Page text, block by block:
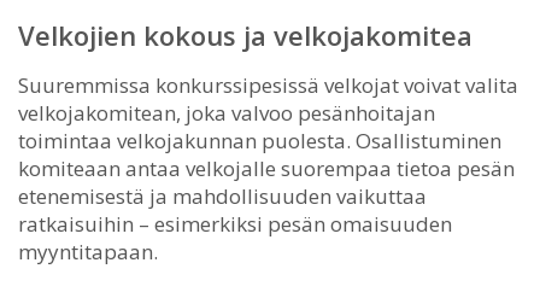
Velkojien kokous ja velkojakomitea
Suuremmissa konkurssipesissä velkojat voivat valita
velkojakomitean, joka valvoo pesänhoitajan
toimintaa velkojakunnan puolesta. Osallistuminen
komiteaan antaa velkojalle suorempaa tietoa pesän
etenemisestä ja mahdollisuuden vaikuttaa
ratkaisuihin – esimerkiksi pesän omaisuuden
myyntitapaan.